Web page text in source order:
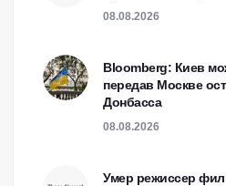
08.08.2026
Bloomberg: Киев
передав Москве
Донбасса
08.08.2026
Умер режиссер